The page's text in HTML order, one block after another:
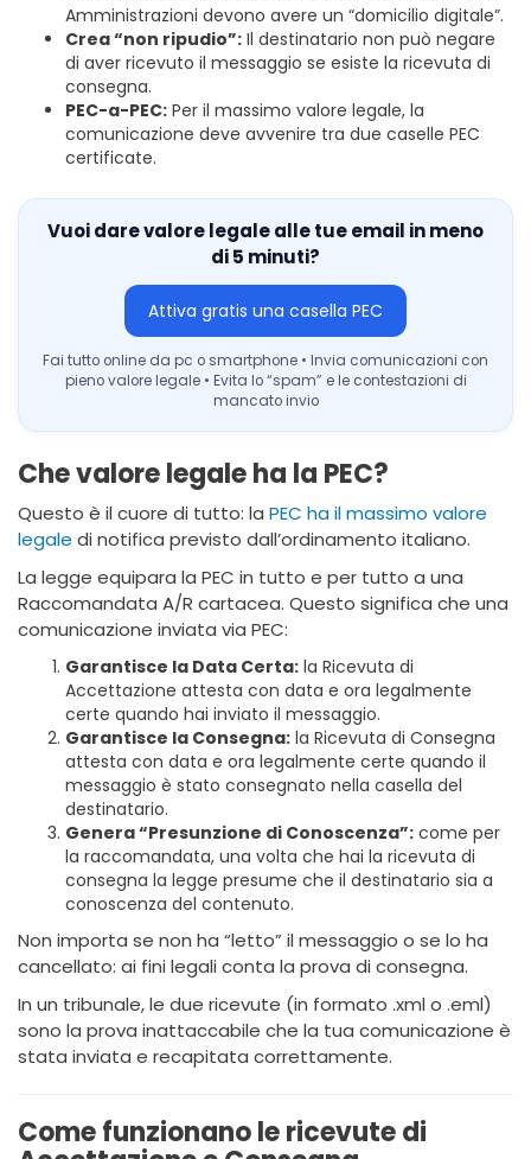
Amministrazioni devono avere un “domicilio digitale”.
Crea “non ripudio”: Il destinatario non può negare
di aver ricevuto il messaggio se esiste la ricevuta di
consegna.
PEC-a-PEC: Per il massimo valore legale, la
comunicazione deve avvenire tra due caselle PEC
certificate.
Vuoi dare valore legale alle tue email in meno
di 5 minuti?
Attiva gratis una casella PEC
Fai tutto online da pc o smartphone • Invia comunicazioni con
pieno valore legale • Evita lo “spam” e le contestazioni di
mancato invio
Che valore legale ha la PEC?
Questo è il cuore di tutto: la PEC ha il massimo valore
legale di notifica previsto dall’ordinamento italiano.
La legge equipara la PEC in tutto e per tutto a una
Raccomandata A/R cartacea. Questo significa che una
comunicazione inviata via PEC:
Garantisce la Data Certa: la Ricevuta di
Accettazione attesta con data e ora legalmente
certe quando hai inviato il messaggio.
Garantisce la Consegna: la Ricevuta di Consegna
attesta con data e ora legalmente certe quando il
messaggio è stato consegnato nella casella del
destinatario.
Genera “Presunzione di Conoscenza”: come per
la raccomandata, una volta che hai la ricevuta di
consegna la legge presume che il destinatario sia a
conoscenza del contenuto.
Non importa se non ha “letto” il messaggio o se lo ha
cancellato: ai fini legali conta la prova di consegna.
In un tribunale, le due ricevute (in formato .xml o .eml)
sono la prova inattaccabile che la tua comunicazione è
stata inviata e recapitata correttamente.
Come funzionano le ricevute di